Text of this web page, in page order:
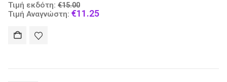
Τιμή εκδότη: €15.00
price
Τιμή Αναγνώστη: €11.25Current